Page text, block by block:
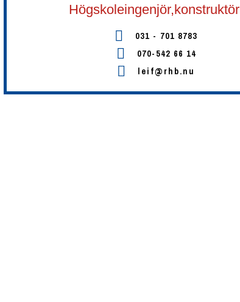
Högskoleingenjör,konstruktör
031 - 701 8783
070-542 66 14
leif@rhb.nu